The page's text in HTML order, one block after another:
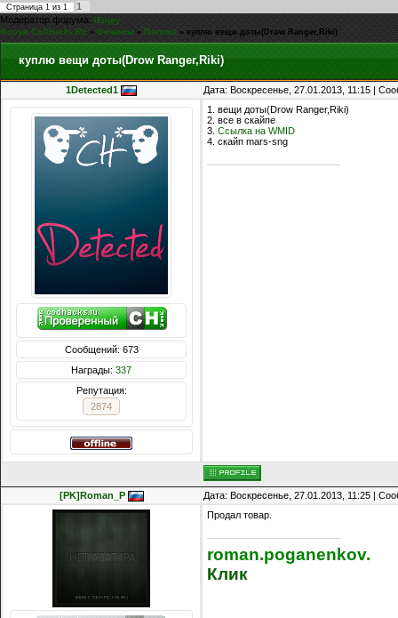
Страница 1 из 1
1
Модератор форума:iEnjoy
Форум CoDHacks.Ru » Финансы » Покупка » куплю вещи доты(Drow Ranger,Riki)
куплю вещи доты(Drow Ranger,Riki)
1Detected1 Дата: Воскресенье, 27.01.2013, 11:15 |
Сообщений: 673
Награды: 337
Репутация:
2874
1. вещи доты(Drow Ranger,Riki)
2. все в скайпе
3. Ссылка на WMID
4. скайп mars-sng
[PK]Roman_P Дата: Воскресенье, 27.01.2013, 11:25 |
Продал товар.
roman.poganenkov.
Клик